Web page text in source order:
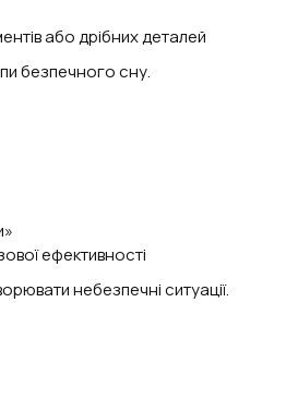
або дрібних деталей
безпечного сну.
ефективності
небезпечні ситуації.